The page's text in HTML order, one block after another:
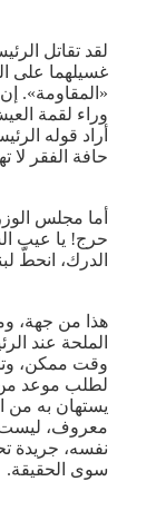
لقد تقاتل
غسيلهما على
«المقاومة».
وراء لقمة
أراد قوله
حافة الفقر لا
أما مجلس
حرج! يا عيب
الدرك، انحطّ
هذا من جهة،
الملحة عند
وقت ممكن،
لطلب موعد من
يستهان به من
معروف، ليست
نفسه، جريدة
سوى الحقيقة.